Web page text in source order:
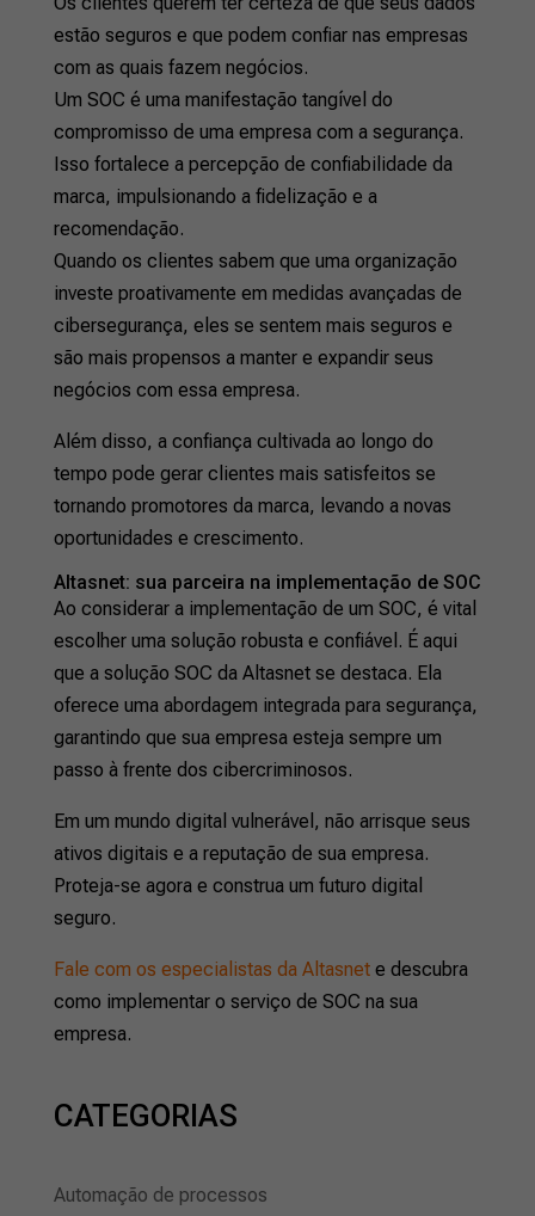
estão seguros e que podem confiar nas empresas
com as quais fazem negócios.
Um SOC é uma manifestação tangível do
compromisso de uma empresa com a segurança.
Isso fortalece a percepção de confiabilidade da
marca, impulsionando a fidelização e a
recomendação.
Quando os clientes sabem que uma organização
investe proativamente em medidas avançadas de
cibersegurança, eles se sentem mais seguros e
são mais propensos a manter e expandir seus
negócios com essa empresa.
Além disso, a confiança cultivada ao longo do
tempo pode gerar clientes mais satisfeitos se
tornando promotores da marca, levando a novas
oportunidades e crescimento.
Altasnet: sua parceira na implementação de SOC
Ao considerar a implementação de um SOC, é vital
escolher uma solução robusta e confiável. É aqui
que a solução SOC da Altasnet se destaca. Ela
oferece uma abordagem integrada para segurança,
garantindo que sua empresa esteja sempre um
passo à frente dos cibercriminosos.
Em um mundo digital vulnerável, não arrisque seus
ativos digitais e a reputação de sua empresa.
Proteja-se agora e construa um futuro digital
seguro.
Fale com os especialistas da Altasnet e descubra
como implementar o serviço de SOC na sua
empresa.
CATEGORIAS
Automação de processos